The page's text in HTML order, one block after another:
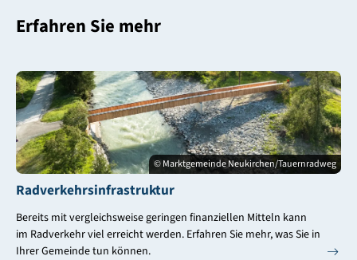
Erfahren Sie mehr
© Marktgemeinde Neukirchen/Tauernradweg
Radverkehrsinfrastruktur
Bereits mit vergleichsweise geringen finanziellen Mitteln kann
im Radverkehr viel erreicht werden. Erfahren Sie mehr, was Sie in
Ihrer Gemeinde tun können.